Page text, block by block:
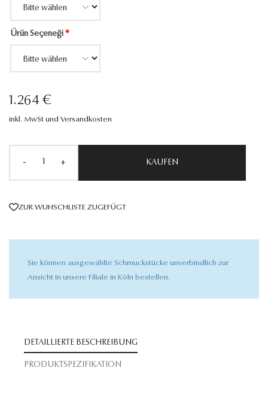
Ürün Seçeneği *
1.264 €
inkl. MwSt und Versandkosten
- + KAUFEN
ZUR WUNSCHLISTE ZUGEFÜGT
Sie können ausgewählte Schmuckstücke unverbindlich zur
Ansicht in unsere Filiale in Köln bestellen.
DETAILLIERTE BESCHREIBUNG
PRODUKTSPEZIFIKATION